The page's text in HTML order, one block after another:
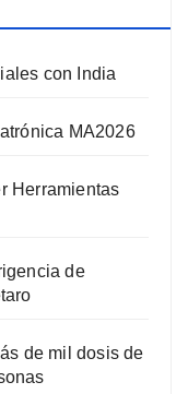
con India
MA2026
Herramientas
de
de mil dosis de